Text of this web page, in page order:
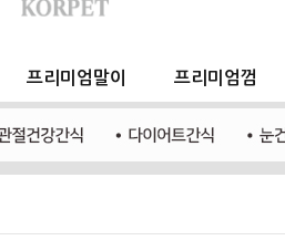
프리미엄말이 프리미엄껌